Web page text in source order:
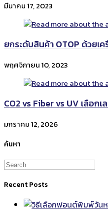
มีนาคม 17, 2023
ยกระดับสินค้า OTOP ด้วยเ
พฤศจิกายน 10, 2023
CO2 vs Fiber vs UV เลือกเ
มกราคม 12, 2026
ค้นหา
Recent Posts